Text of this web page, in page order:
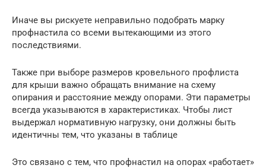
Иначе вы рискуете неправильно подобрать марку
профнастила со всеми вытекающими из этого
последствиями.
Также при выборе размеров кровельного профлиста
для крыши важно обращать внимание на схему
опирания и расстояние между опорами. Эти параметры
всегда указываются в характеристиках. Чтобы лист
выдержал нормативную нагрузку, они должны быть
идентичны тем, что указаны в таблице
Это связано с тем, что профнастил на опорах «работает»